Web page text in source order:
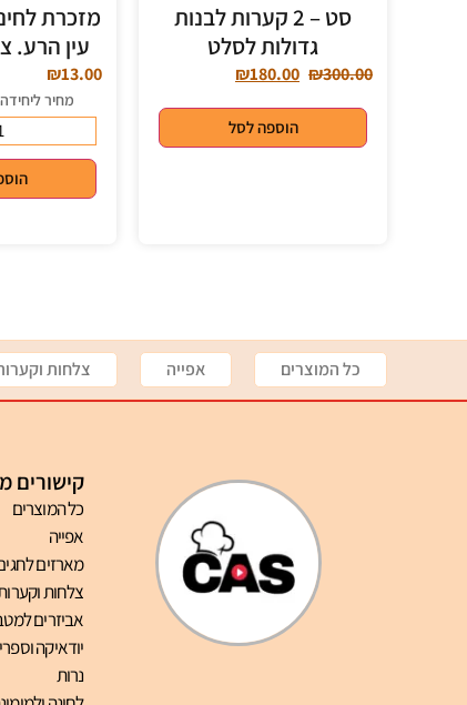
סט – 2 קערות לבנות
גדולות לסלט
₪300.00
₪180.00
הוספה לסל
מזכרת
עין הרע.
₪13.00
מחיר
כל המוצרים אפייה צלחות
קישורים
כל המוצרים
אפייה
מארזים
צלחות
אביזרים
יודאיקה
נרות